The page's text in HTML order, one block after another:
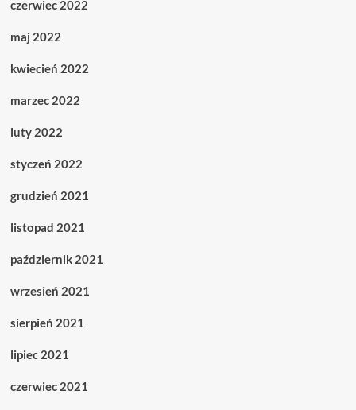
czerwiec 2022
maj 2022
kwiecień 2022
marzec 2022
luty 2022
styczeń 2022
grudzień 2021
listopad 2021
październik 2021
wrzesień 2021
sierpień 2021
lipiec 2021
czerwiec 2021